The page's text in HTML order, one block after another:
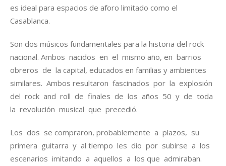
es ideal para espacios de aforo limitado como el
Casablanca.
Son dos músicos fundamentales para la historia del rock
nacional. Ambos nacidos en el mismo año, en barrios
obreros de la capital, educados en familias y ambientes
similares. Ambos resultaron fascinados por la explosión
del rock and roll de finales de los años 50 y de toda
la revolución musical que precedió.
Los dos se compraron, probablemente a plazos, su
primera guitarra y al tiempo les dio por subirse a los
escenarios imitando a aquellos a los que admiraban.